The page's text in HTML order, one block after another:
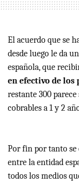
El acuerdo que se
desde luego le da
española, que
en efectivo de los
restante 300
cobrables a 1 y 2
Por fin por tanto se
entre la entidad
todos los medios